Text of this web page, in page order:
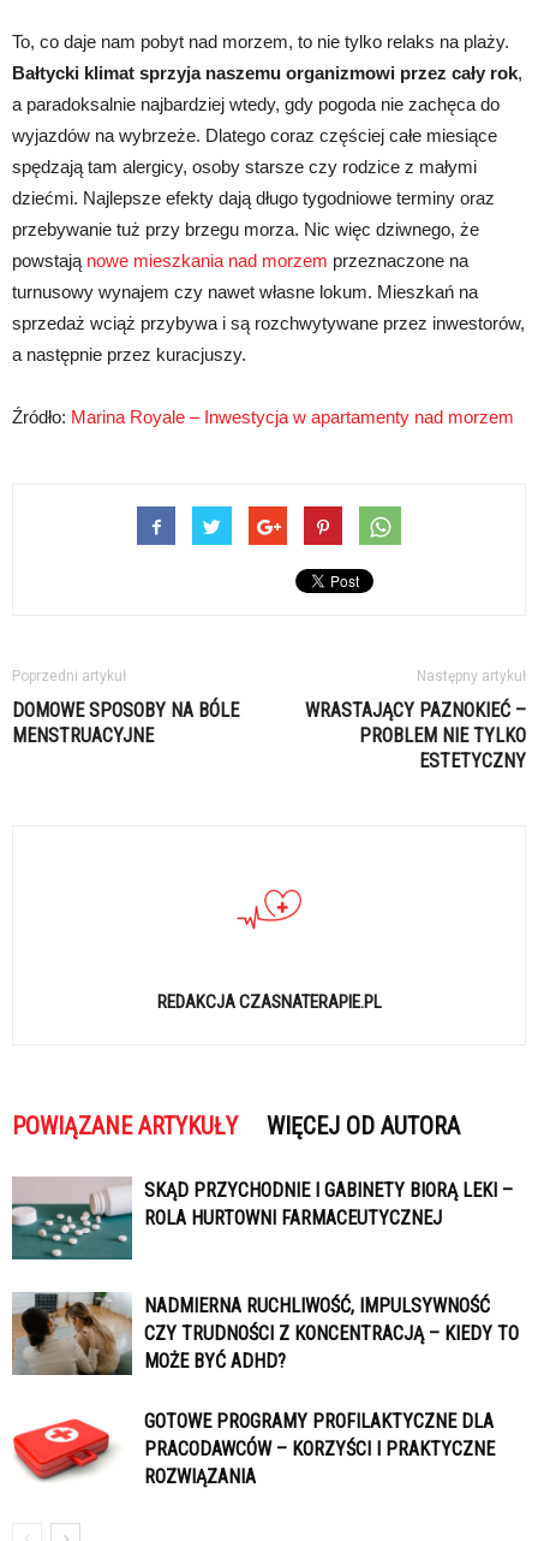
To, co daje nam pobyt nad morzem, to nie tylko relaks na plaży.
Bałtycki klimat sprzyja naszemu organizmowi przez cały rok,
a paradoksalnie najbardziej wtedy, gdy pogoda nie zachęca do
wyjazdów na wybrzeże. Dlatego coraz częściej całe miesiące
spędzają tam alergicy, osoby starsze czy rodzice z małymi
dziećmi. Najlepsze efekty dają długo tygodniowe terminy oraz
przebywanie tuż przy brzegu morza. Nic więc dziwnego, że
powstają nowe mieszkania nad morzem przeznaczone na
turnusowy wynajem czy nawet własne lokum. Mieszkań na
sprzedaż wciąż przybywa i są rozchwytywane przez inwestorów,
a następnie przez kuracjuszy.
Źródło: Marina Royale – Inwestycja w apartamenty nad morzem
Poprzedni artykuł
DOMOWE SPOSOBY NA BÓLE
MENSTRUACYJNE
Następny artykuł
WRASTAJĄCY PAZNOKIEĆ –
PROBLEM NIE TYLKO
ESTETYCZNY
REDAKCJA CZASNATERAPIE.PL
POWIĄZANE ARTYKUŁY WIĘCEJ OD AUTORA
SKĄD PRZYCHODNIE I GABINETY BIORĄ LEKI –
ROLA HURTOWNI FARMACEUTYCZNEJ
NADMIERNA RUCHLIWOŚĆ, IMPULSYWNOŚĆ
CZY TRUDNOŚCI Z KONCENTRACJĄ – KIEDY TO
MOŻE BYĆ ADHD?
GOTOWE PROGRAMY PROFILAKTYCZNE DLA
PRACODAWCÓW – KORZYŚCI I PRAKTYCZNE
ROZWIĄZANIA